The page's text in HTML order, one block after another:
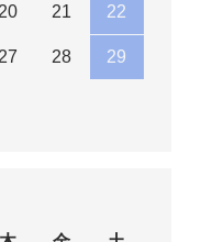
20 21 22
27 28 29